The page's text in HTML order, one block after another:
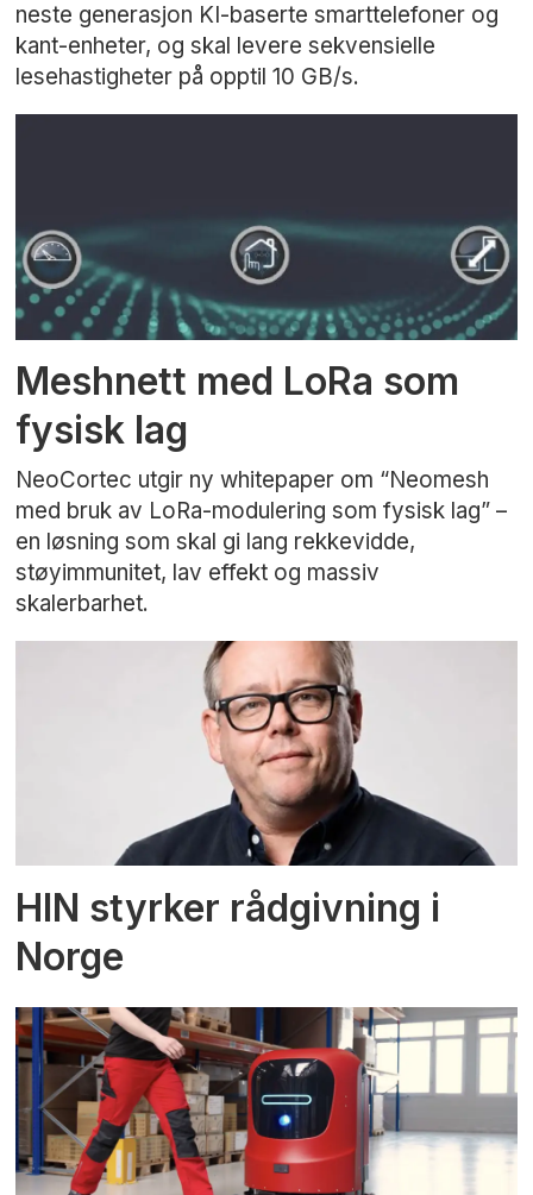
neste generasjon KI-baserte smarttelefoner og
kant-enheter, og skal levere sekvensielle
lesehastigheter på opptil 10 GB/s.
Meshnett med LoRa som
fysisk lag
NeoCortec utgir ny whitepaper om “Neomesh
med bruk av LoRa-modulering som fysisk lag” –
en løsning som skal gi lang rekkevidde,
støyimmunitet, lav effekt og massiv
skalerbarhet.
HIN styrker rådgivning i
Norge